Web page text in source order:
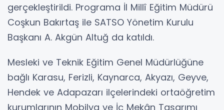
gerçekleştirildi. Programa İl Millî Eğitim Müdürü
Coşkun Bakırtaş ile SATSO Yönetim Kurulu
Başkanı A. Akgün Altuğ da katıldı.
Mesleki ve Teknik Eğitim Genel Müdürlüğüne
bağlı Karasu, Ferizli, Kaynarca, Akyazı, Geyve,
Hendek ve Adapazarı ilçelerindeki ortaöğretim
kurumlarının Mobilya ve İç Mekân Tasarımı